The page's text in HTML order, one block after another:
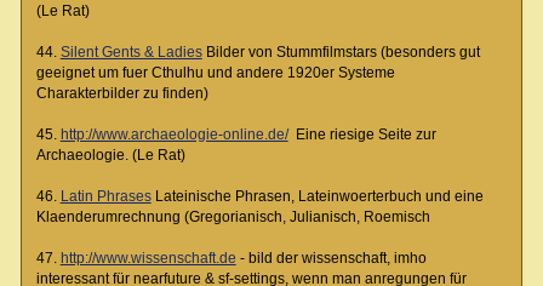
(Le Rat)
44. Silent Gents & LadiesBilder von Stummfilmstars (besonders gut
geeignet um fuer Cthulhu und andere 1920er Systeme
Charakterbilder zu finden)
45. http://www.archaeologie-online.de/Eine riesige Seite zur
Archaeologie. (Le Rat)
46. Latin PhrasesLateinische Phrasen, Lateinwoerterbuch und eine
Klaenderumrechnung (Gregorianisch, Julianisch, Roemisch
47. http://www.wissenschaft.de - bild der wissenschaft, imho
interessant für nearfuture & sf-settings, wenn man anregungen für